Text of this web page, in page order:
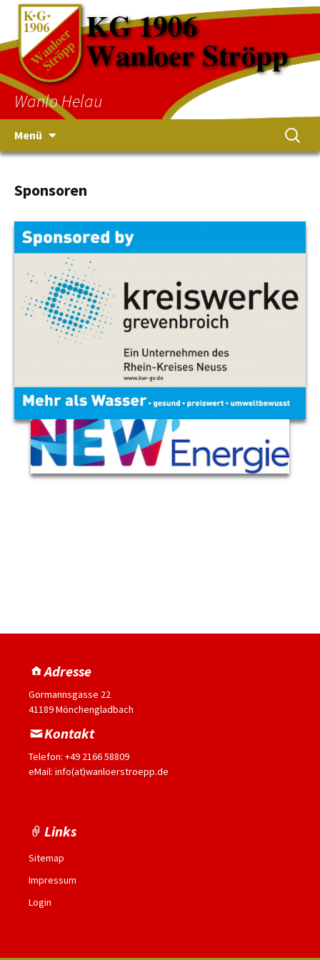
Wanlo Helau
Menü
Sponsoren
Adresse
Gormannsgasse 22
41189 Mönchengladbach
Kontakt
Telefon: +49 2166 58809
eMail: info(at)wanloerstroepp.de
Links
Sitemap
Impressum
Login